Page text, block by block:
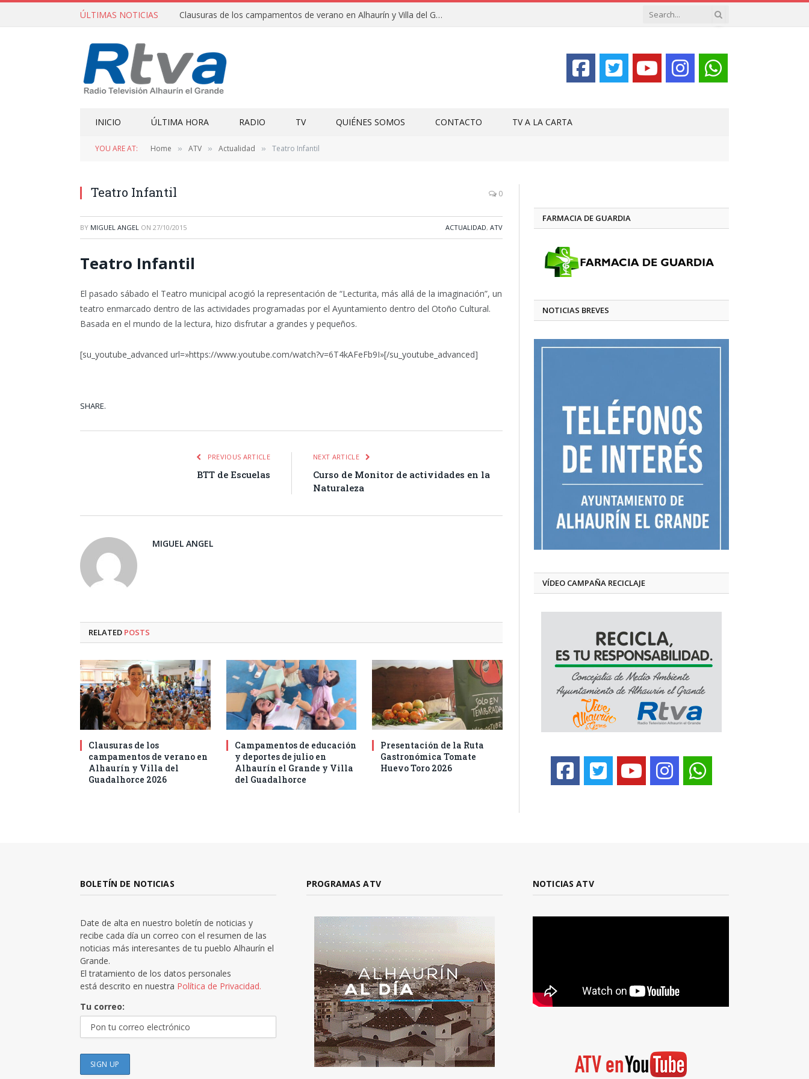
ÚLTIMAS NOTICIAS Clausuras de los campamentos de verano en Alhaurín y Villa del Guadalhorce 2026
INICIO ÚLTIMA HORA RADIO TV QUIÉNES SOMOS CONTACTO TV A LA CARTA
YOU ARE AT: Home » ATV » Actualidad » Teatro Infantil
Teatro Infantil 0
BY MIGUEL ANGEL ON 27/10/2015 ACTUALIDAD, ATV
Teatro Infantil
El pasado sábado el Teatro municipal acogió la representación de “Lecturita, más allá de la imaginación”, un
teatro enmarcado dentro de las actividades programadas por el Ayuntamiento dentro del Otoño Cultural.
Basada en el mundo de la lectura, hizo disfrutar a grandes y pequeños.
[su_youtube_advanced url=»https://www.youtube.com/watch?v=6T4kAFeFb9I»[/su_youtube_advanced]
SHARE.
PREVIOUS ARTICLE
BTT de Escuelas
NEXT ARTICLE
Curso de Monitor de actividades en la
Naturaleza
MIGUEL ANGEL
RELATED POSTS
Clausuras de los
campamentos de verano en
Alhaurín y Villa del
Guadalhorce 2026
Campamentos de educación
y deportes de julio en
Alhaurín el Grande y Villa
del Guadalhorce
Presentación de la Ruta
Gastronómica Tomate
Huevo Toro 2026
FARMACIA DE GUARDIA
NOTICIAS BREVES
VÍDEO CAMPAÑA RECICLAJE
BOLETÍN DE NOTICIAS
Date de alta en nuestro boletín de noticias y
recibe cada día un correo con el resumen de las
noticias más interesantes de tu pueblo Alhaurín el
Grande.
El tratamiento de los datos personales
está descrito en nuestra Política de Privacidad.
Tu correo:
PROGRAMAS ATV NOTICIAS ATV